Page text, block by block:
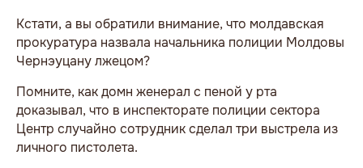
Кстати, а вы обратили внимание, что молдавская
прокуратура назвала начальника полиции Молдовы
Чернэуцану лжецом?
Помните, как домн женерал с пеной у рта
доказывал, что в инспекторате полиции сектора
Центр случайно сотрудник сделал три выстрела из
личного пистолета.